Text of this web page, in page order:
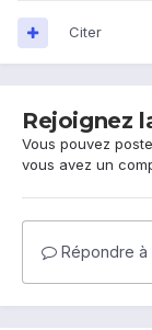
Citer
Rejoignez
Vous pouvez
vous avez un
Répondre